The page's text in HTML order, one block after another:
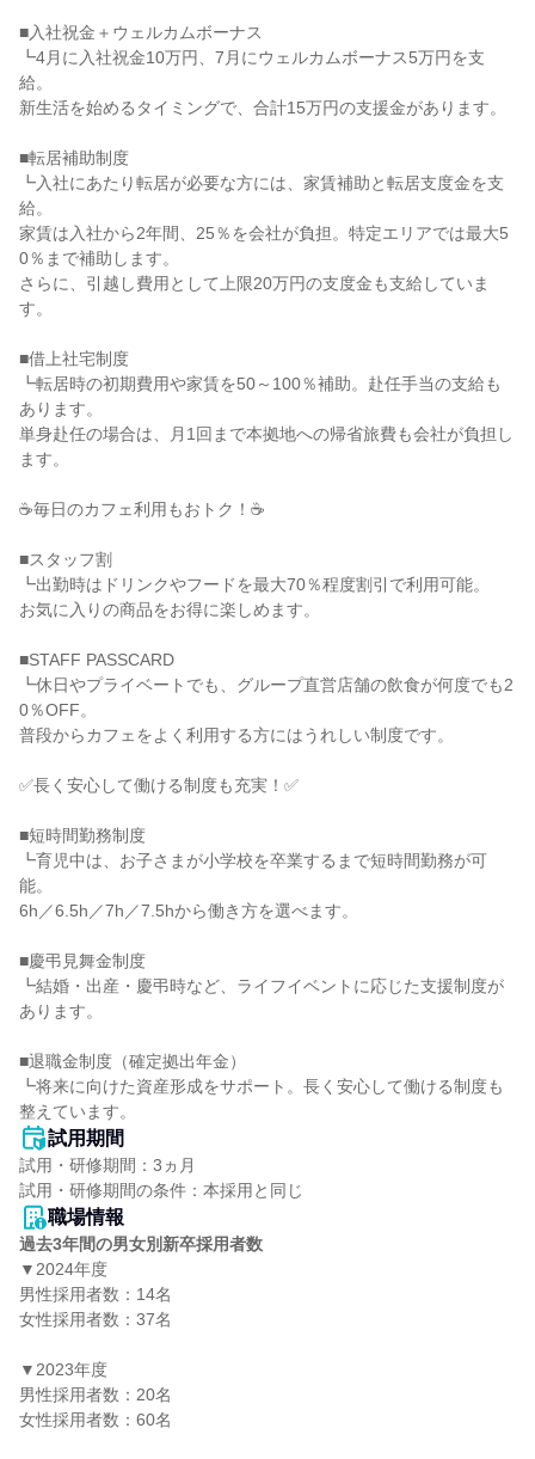
■入社祝金＋ウェルカムボーナス
┗4月に入社祝金10万円、7月にウェルカムボーナス5万円を支
給。
新生活を始めるタイミングで、合計15万円の支援金があります。
■転居補助制度
┗入社にあたり転居が必要な方には、家賃補助と転居支度金を支
給。
家賃は入社から2年間、25％を会社が負担。特定エリアでは最大5
0％まで補助します。
さらに、引越し費用として上限20万円の支度金も支給していま
す。
■借上社宅制度
┗転居時の初期費用や家賃を50～100％補助。赴任手当の支給も
あります。
単身赴任の場合は、月1回まで本拠地への帰省旅費も会社が負担し
ます。
☕毎日のカフェ利用もおトク！☕
■スタッフ割
┗出勤時はドリンクやフードを最大70％程度割引で利用可能。
お気に入りの商品をお得に楽しめます。
■STAFF PASSCARD
┗休日やプライベートでも、グループ直営店舗の飲食が何度でも2
0％OFF。
普段からカフェをよく利用する方にはうれしい制度です。
✅長く安心して働ける制度も充実！✅
■短時間勤務制度
┗育児中は、お子さまが小学校を卒業するまで短時間勤務が可
能。
6h／6.5h／7h／7.5hから働き方を選べます。
■慶弔見舞金制度
┗結婚・出産・慶弔時など、ライフイベントに応じた支援制度が
あります。
■退職金制度（確定拠出年金）
┗将来に向けた資産形成をサポート。長く安心して働ける制度も
整えています。
試用期間
試用・研修期間：3ヵ月
職場情報
過去3年間の男女別新卒採用者数
▼2024年度
男性採用者数：14名
女性採用者数：37名
▼2023年度
男性採用者数：20名
女性採用者数：60名